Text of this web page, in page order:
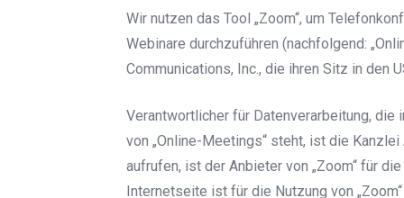
Wir nutzen das Tool „Zoom“, um
Webinare durchzuführen (nachfolgend:
Communications, Inc., die ihren Sitz in den
Verantwortlicher für Datenverarbeitung, die
von „Online-Meetings“ steht, ist die
aufrufen, ist der Anbieter von „Zoom“ für
Internetseite ist für die Nutzung von